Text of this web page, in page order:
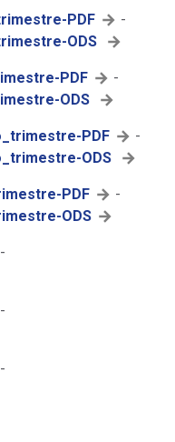
PDF
-
ODS
PDF
-
ODS
PDF
-
ODS
PDF
-
ODS
-
-
-